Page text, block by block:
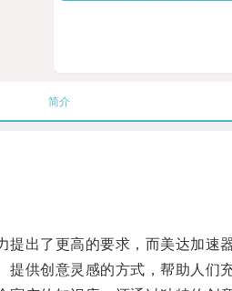
简介
出了更高的要求，而美达加速器
供创意灵感的方式，帮助人们充